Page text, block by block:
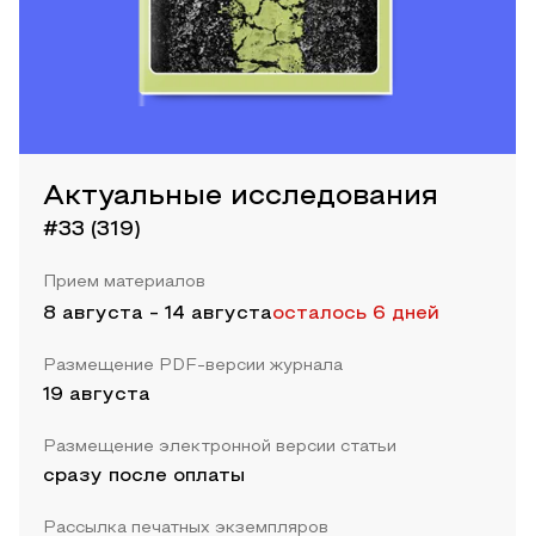
Актуальные исследования
#33 (319)
Прием материалов
8 августа - 14 августаосталось 6 дней
Размещение PDF-версии журнала
19 августа
Размещение электронной версии статьи
сразу после оплаты
Рассылка печатных экземпляров